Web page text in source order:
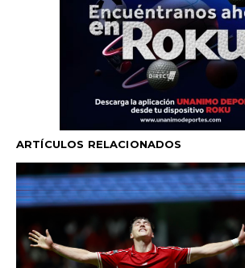
ARTÍCULOS RELACIONADOS